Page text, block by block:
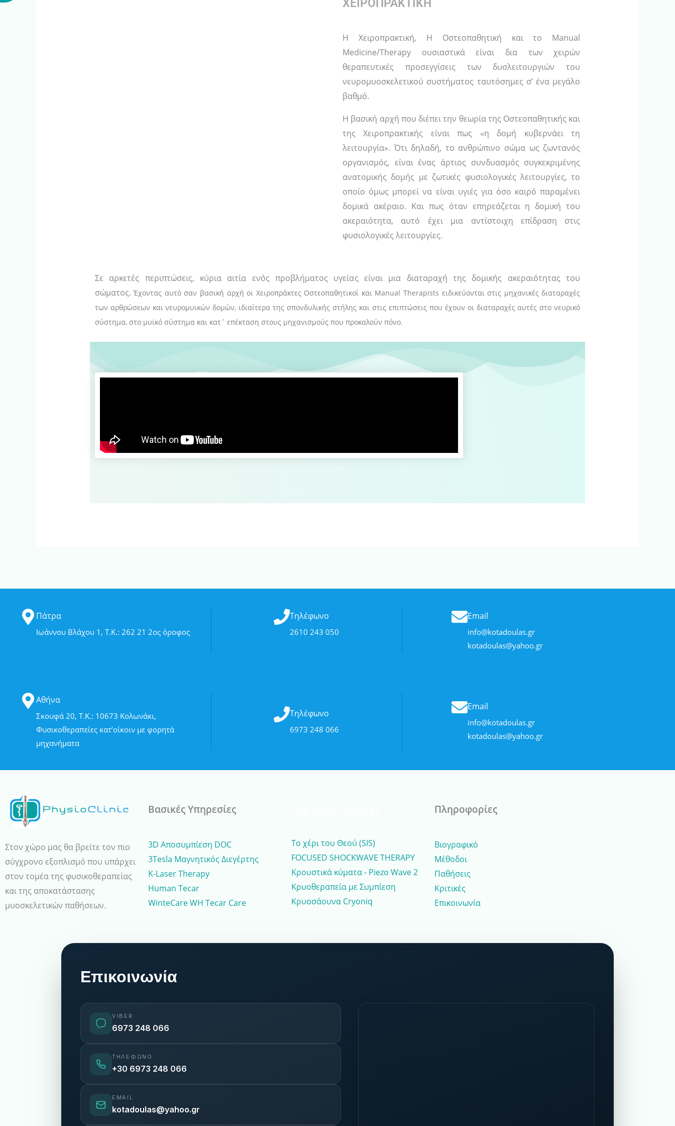
ΧΕΙΡΟΠΡΑΚΤΙΚΗ
Η Χειροπρακτική, Η Οστεοπαθητική και το Manual
Medicine/Therapy ουσιαστικά είναι δια των χειρών
θεραπευτικές προσεγγίσεις των δυσλειτουργιών του
νευρομυοσκελετικού συστήματος ταυτόσημες σ’ ένα μεγάλο
βαθμό.
Η βασική αρχή που διέπει την θεωρία της Οστεοπαθητικής και
της Χειροπρακτικής είναι πως «η δομή κυβερνάει τη
λειτουργία». Ότι δηλαδή, το ανθρώπινο σώμα ως ζωντανός
οργανισμός, είναι ένας άρτιος συνδυασμός συγκεκριμένης
ανατομικής δομής με ζωτικές φυσιολογικές λειτουργίες, το
οποίο όμως μπορεί να είναι υγιές για όσο καιρό παραμένει
δομικά ακέραιο. Και πως όταν επηρεάζεται η δομική του
ακεραιότητα, αυτό έχει μια αντίστοιχη επίδραση στις
φυσιολογικές λειτουργίες.
Σε αρκετές περιπτώσεις, κύρια αιτία ενός προβλήματος υγείας είναι μια διαταραχή της δομικής ακεραιότητας του
σώματος.Έχοντας αυτό σαν βασική αρχή οι Χειροπράκτες Οστεοπαθητικοί και Manual Therapists ειδικεύονται στις μηχανικές διαταραχές
των αρθρώσεων και νευρομυικών δομών, ιδιαίτερα της σπονδυλικής στήλης και στις επιπτώσεις που έχουν οι διαταραχές αυτές στο νευρικό
σύστημα, στο μυϊκό σύστημα και κατ΄ επέκταση στους μηχανισμούς που προκαλούν πόνο.
Πάτρα
Ιωάννου Βλάχου 1, Τ.Κ.: 262 21 2ος όροφος
Τηλέφωνο
2610 243 050
Email
info@kotadoulas.gr
kotadoulas@yahoo.gr
Αθήνα
Σκουφά 20, Τ.Κ.: 10673 Κολωνάκι,
Φυσικοθεραπείες κατ’οίκοιν με φορητά
μηχανήματα
Τηλέφωνο
6973 248 066
Email
info@kotadoulas.gr
kotadoulas@yahoo.gr
Στον χώρο μας θα βρείτε τον πιο
σύγχρονο εξοπλισμό που υπάρχει
στον τομέα της φυσικοθεραπείας
και της αποκατάστασης
μυοσκελετικών παθήσεων.
Βασικές Υπηρεσίες
3D Αποσυμπίεση DOC
3Tesla Μαγνητικός Διεγέρτης
K-Laser Therapy
Human Tecar
WinteCare WH Tecar Care
Το χέρι του Θεού (SIS)
FOCUSED SHOCKWAVE THERAPY
Κρουστικά κύματα - Piezo Wave 2
Κρυοθεραπεία με Συμπίεση
Κρυοσάουνα Cryoniq
Πληροφορίες
Βιογραφικό
Μέθοδοι
Παθήσεις
Κριτικές
Επικοινωνία
Επικοινωνία
VIBER
6973 248 066
ΤΗΛΈΦΩΝΟ
+30 6973 248 066
EMAIL
kotadoulas@yahoo.gr